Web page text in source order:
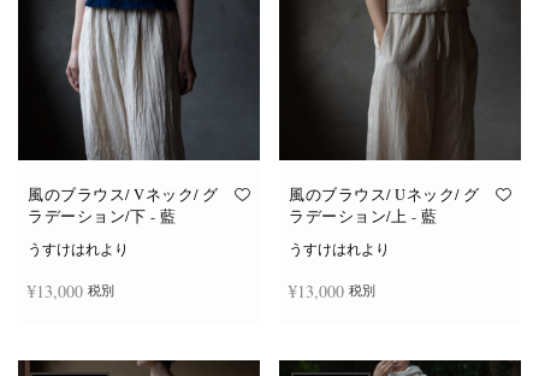
風のブラウス/ Vネック/ グ
ラデーション/下 - 藍
うすけはれより
¥13,000 税別
風のブラウス/ Uネック/ グ
ラデーション/上 - 藍
うすけはれより
¥13,000 税別